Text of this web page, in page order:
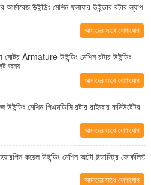
আর্মারেজ উইন্ডিং মেশিন ফ্লায়ার উইন্ডার রটার ল্যাপ
আমাদের সাথে যোগাযোগ
করুন
Armature উইন্ডিং মেশিন রটার উইন্ডিং
জন্য
আমাদের সাথে যোগাযোগ
করুন
উইন্ডিং মেশিন পিএমডিসি রটার রাইজার কমিউটেটর
আমাদের সাথে যোগাযোগ
করুন
কয়েল উইন্ডিং মেশিন অটো ইন্ডাস্ট্রি ফোর্কলিফ্ট
আমাদের সাথে যোগাযোগ